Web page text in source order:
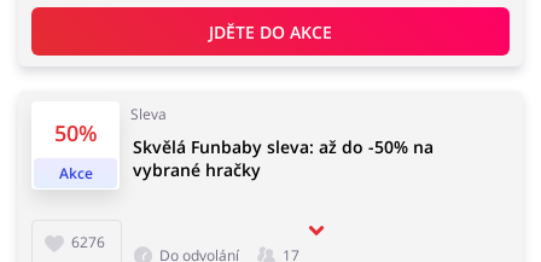
Dům, interiér a zahrada
Knihy, filmy, hry a hudba Erotika
JDĚTE DO AKCE
50%
Akce
Sleva
6276
Skvělá Funbaby sleva: až do -50% na
vybrané hračky
Do odvolání 17